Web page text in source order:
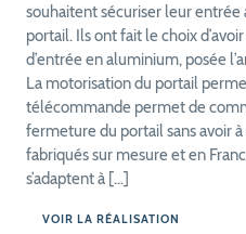
souhaitent sécuriser leur entrée
portail. Ils ont fait le choix
d’entrée en aluminium, posée
La motorisation du portail
télécommande permet de
fermeture du portail sans avoir
fabriqués sur mesure et en
s’adaptent à […]
VOIR LA RÉALISATION